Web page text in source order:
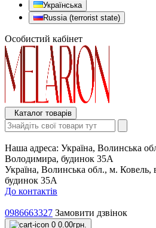
Українська
Russia (terrorist state)
Особистий кабінет
Каталог товарів
Наша адреса: Україна, Волинська
Володимира, будинок 35А
Україна, Волинська обл., м.
будинок 35А
До контактів
0986663327 Замовити дзвінок
0 0.00грн.